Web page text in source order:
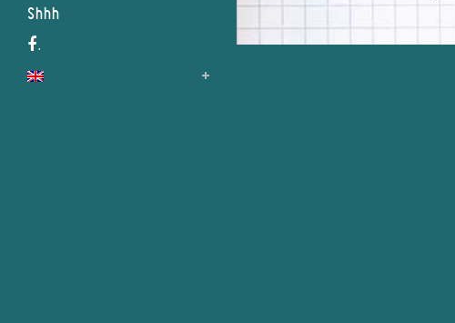
Shhh
.